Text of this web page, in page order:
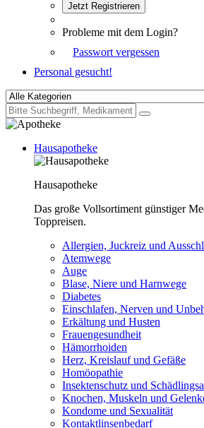
Jetzt Registrieren
Probleme mit dem Login?
Passwort vergessen
Personal gesucht!
Hausapotheke
Hausapotheke
Das große Vollsortiment günstiger
Toppreisen.
Allergien, Juckreiz und
Atemwege
Auge
Blase, Niere und Harnwege
Diabetes
Einschlafen, Nerven und
Erkältung und Husten
Frauengesundheit
Hämorrhoiden
Herz, Kreislauf und Gefäße
Homöopathie
Insektenschutz und
Knochen, Muskeln und
Kondome und Sexualität
Kontaktlinsenbedarf